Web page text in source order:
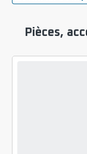
Pièces,